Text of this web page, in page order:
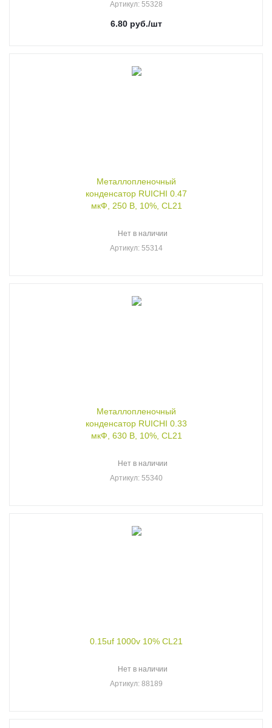
Артикул: 55328
6.80 руб./шт
Металлопленочный
конденсатор RUICHI 0.47
мкФ, 250 В, 10%, CL21
Нет в наличии
Артикул: 55314
Металлопленочный
конденсатор RUICHI 0.33
мкФ, 630 В, 10%, CL21
Нет в наличии
Артикул: 55340
0.15uf 1000v 10% CL21
Нет в наличии
Артикул: 88189